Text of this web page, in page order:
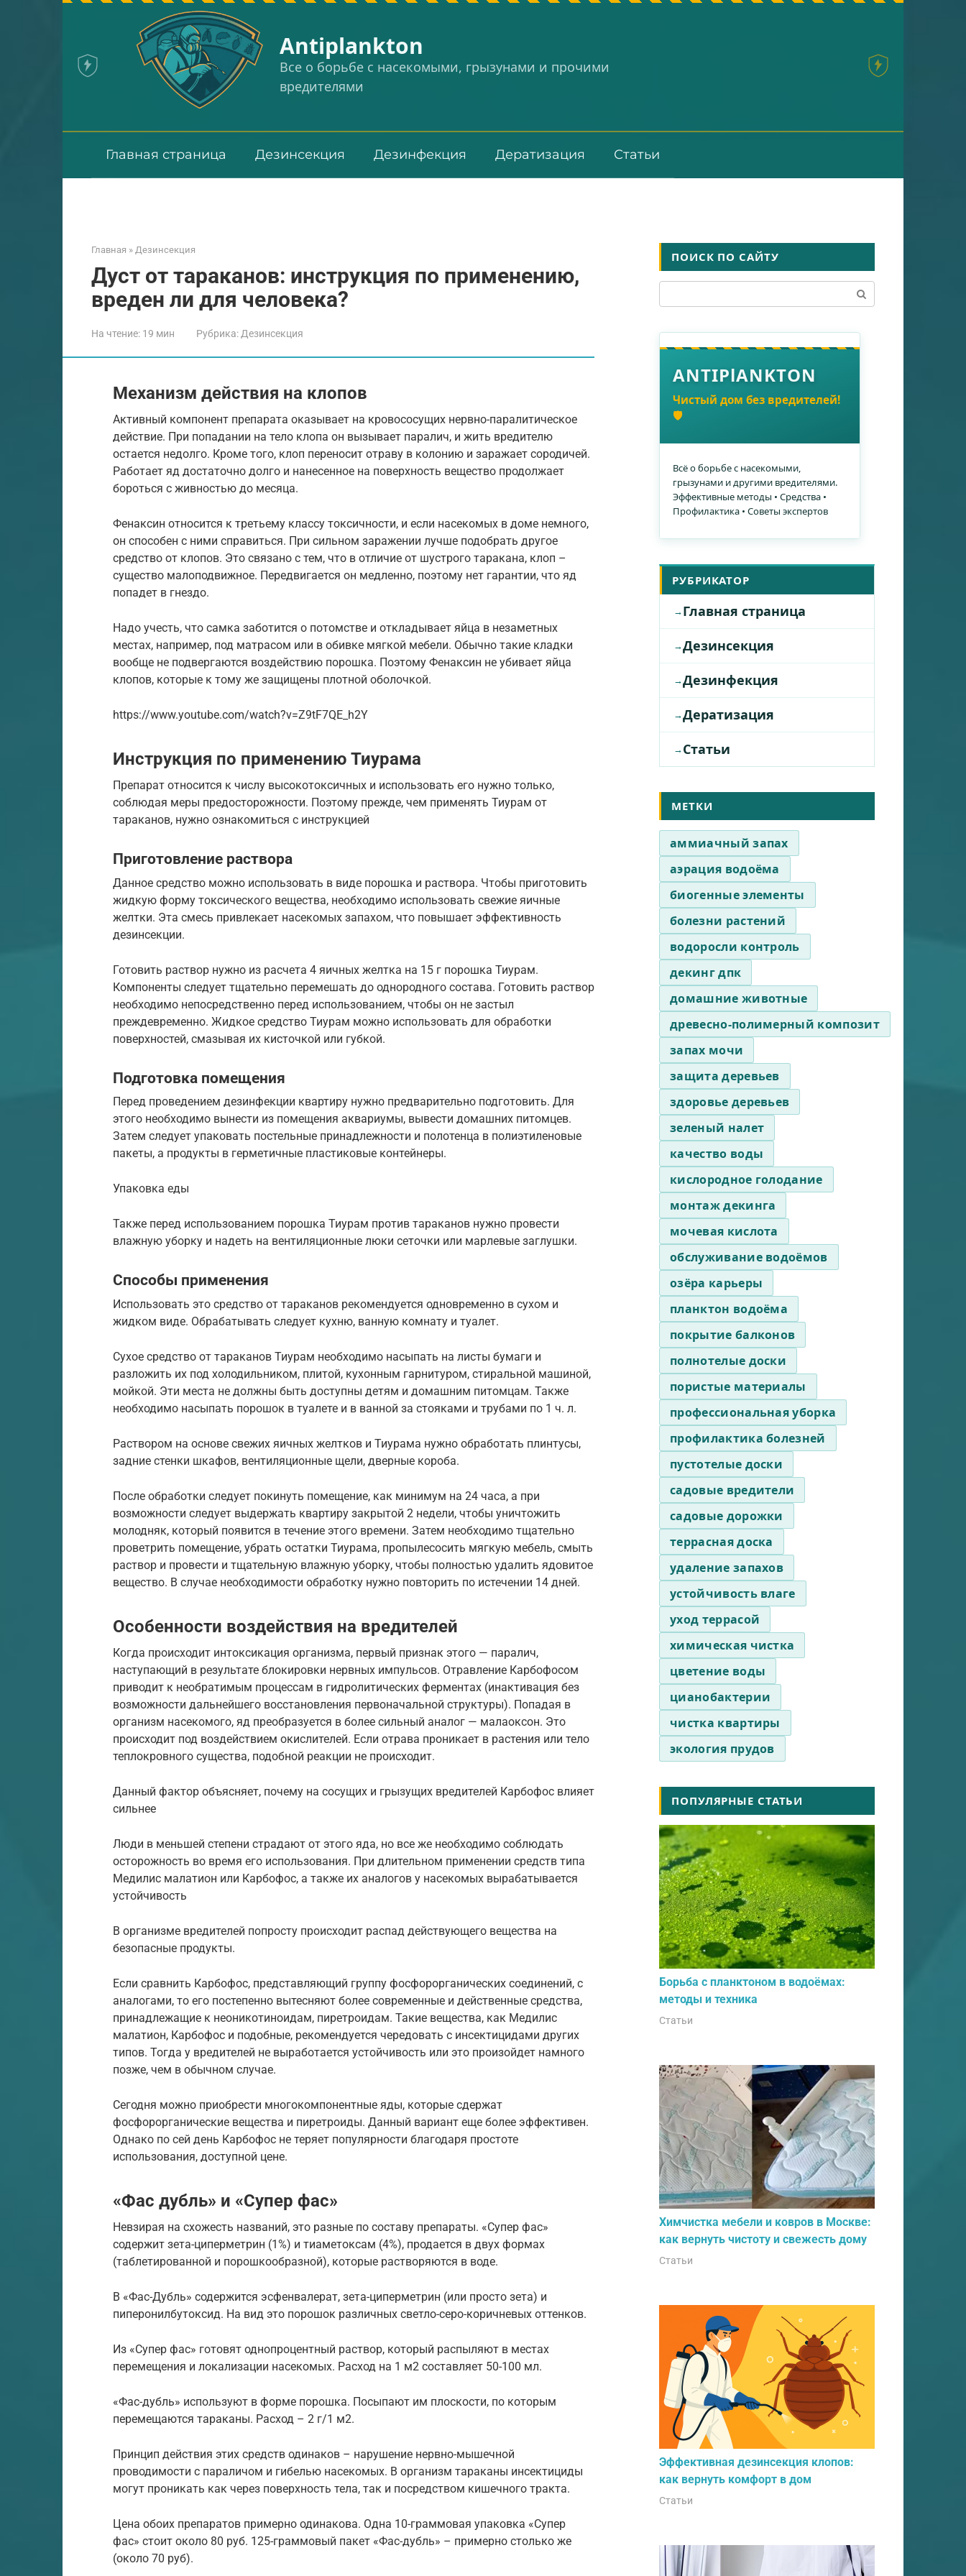
Аntiplankton
Все о борьбе с насекомыми, грызунами и прочими
вредителями
Главная страница Дезинсекция Дезинфекция Дератизация Статьи
Главная » Дезинсекция
Дуст от тараканов: инструкция по применению,
вреден ли для человека?
На чтение: 19 мин Рубрика: Дезинсекция
Механизм действия на клопов
Активный компонент препарата оказывает на кровососущих нервно-паралитическое
действие. При попадании на тело клопа он вызывает паралич, и жить вредителю
остается недолго. Кроме того, клоп переносит отраву в колонию и заражает сородичей.
Работает яд достаточно долго и нанесенное на поверхность вещество продолжает
бороться с живностью до месяца.
Фенаксин относится к третьему классу токсичности, и если насекомых в доме немного,
он способен с ними справиться. При сильном заражении лучше подобрать другое
средство от клопов. Это связано с тем, что в отличие от шустрого таракана, клоп –
существо малоподвижное. Передвигается он медленно, поэтому нет гарантии, что яд
попадет в гнездо.
Надо учесть, что самка заботится о потомстве и откладывает яйца в незаметных
местах, например, под матрасом или в обивке мягкой мебели. Обычно такие кладки
вообще не подвергаются воздействию порошка. Поэтому Фенаксин не убивает яйца
клопов, которые к тому же защищены плотной оболочкой.
https://www.youtube.com/watch?v=Z9tF7QE_h2Y
Инструкция по применению Тиурама
Препарат относится к числу высокотоксичных и использовать его нужно только,
соблюдая меры предосторожности. Поэтому прежде, чем применять Тиурам от
тараканов, нужно ознакомиться с инструкцией
Приготовление раствора
Данное средство можно использовать в виде порошка и раствора. Чтобы приготовить
жидкую форму токсического вещества, необходимо использовать свежие яичные
желтки. Эта смесь привлекает насекомых запахом, что повышает эффективность
дезинсекции.
Готовить раствор нужно из расчета 4 яичных желтка на 15 г порошка Тиурам.
Компоненты следует тщательно перемешать до однородного состава. Готовить раствор
необходимо непосредственно перед использованием, чтобы он не застыл
преждевременно. Жидкое средство Тиурам можно использовать для обработки
поверхностей, смазывая их кисточкой или губкой.
Подготовка помещения
Перед проведением дезинфекции квартиру нужно предварительно подготовить. Для
этого необходимо вынести из помещения аквариумы, вывести домашних питомцев.
Затем следует упаковать постельные принадлежности и полотенца в полиэтиленовые
пакеты, а продукты в герметичные пластиковые контейнеры.
Упаковка еды
Также перед использованием порошка Тиурам против тараканов нужно провести
влажную уборку и надеть на вентиляционные люки сеточки или марлевые заглушки.
Способы применения
Использовать это средство от тараканов рекомендуется одновременно в сухом и
жидком виде. Обрабатывать следует кухню, ванную комнату и туалет.
Сухое средство от тараканов Тиурам необходимо насыпать на листы бумаги и
разложить их под холодильником, плитой, кухонным гарнитуром, стиральной машиной,
мойкой. Эти места не должны быть доступны детям и домашним питомцам. Также
необходимо насыпать порошок в туалете и в ванной за стояками и трубами по 1 ч. л.
Раствором на основе свежих яичных желтков и Тиурама нужно обработать плинтусы,
задние стенки шкафов, вентиляционные щели, дверные короба.
После обработки следует покинуть помещение, как минимум на 24 часа, а при
возможности следует выдержать квартиру закрытой 2 недели, чтобы уничтожить
молодняк, который появится в течение этого времени. Затем необходимо тщательно
проветрить помещение, убрать остатки Тиурама, пропылесосить мягкую мебель, смыть
раствор и провести и тщательную влажную уборку, чтобы полностью удалить ядовитое
вещество. В случае необходимости обработку нужно повторить по истечении 14 дней.
Особенности воздействия на вредителей
Когда происходит интоксикация организма, первый признак этого — паралич,
наступающий в результате блокировки нервных импульсов. Отравление Карбофосом
приводит к необратимым процессам в гидролитических ферментах (инактивация без
возможности дальнейшего восстановления первоначальной структуры). Попадая в
организм насекомого, яд преобразуется в более сильный аналог — малаоксон. Это
происходит под воздействием окислителей. Если отрава проникает в растения или тело
теплокровного существа, подобной реакции не происходит.
Данный фактор объясняет, почему на сосущих и грызущих вредителей Карбофос влияет
сильнее
Люди в меньшей степени страдают от этого яда, но все же необходимо соблюдать
осторожность во время его использования. При длительном применении средств типа
Медилис малатион или Карбофос, а также их аналогов у насекомых вырабатывается
устойчивость
В организме вредителей попросту происходит распад действующего вещества на
безопасные продукты.
Если сравнить Карбофос, представляющий группу фосфорорганических соединений, с
аналогами, то его постепенно вытесняют более современные и действенные средства,
принадлежащие к неоникотиноидам, пиретроидам. Такие вещества, как Медилис
малатион, Карбофос и подобные, рекомендуется чередовать с инсектицидами других
типов. Тогда у вредителей не выработается устойчивость или это произойдет намного
позже, чем в обычном случае.
Сегодня можно приобрести многокомпонентные яды, которые сдержат
фосфорорганические вещества и пиретроиды. Данный вариант еще более эффективен.
Однако по сей день Карбофос не теряет популярности благодаря простоте
использования, доступной цене.
«Фас дубль» и «Супер фас»
Невзирая на схожесть названий, это разные по составу препараты. «Супер фас»
содержит зета-циперметрин (1%) и тиаметоксам (4%), продается в двух формах
(таблетированной и порошкообразной), которые растворяются в воде.
В «Фас-Дубль» содержится эсфенвалерат, зета-циперметрин (или просто зета) и
пиперонилбутоксид. На вид это порошок различных светло-серо-коричневых оттенков.
Из «Супер фас» готовят однопроцентный раствор, который распыляют в местах
перемещения и локализации насекомых. Расход на 1 м2 составляет 50-100 мл.
«Фас-дубль» используют в форме порошка. Посыпают им плоскости, по которым
перемещаются тараканы. Расход – 2 г/1 м2.
Принцип действия этих средств одинаков – нарушение нервно-мышечной
проводимости с параличом и гибелью насекомых. В организм тараканы инсектициды
могут проникать как через поверхность тела, так и посредством кишечного тракта.
Цена обоих препаратов примерно одинакова. Одна 10-граммовая упаковка «Супер
фас» стоит около 80 руб. 125-граммовый пакет «Фас-дубль» – примерно столько же
(около 70 руб).
ПОИСК ПО САЙТУ
ANTIPlANKTON
Чистый дом без вредителей!
🛡️
Всё о борьбе с насекомыми,
грызунами и другими вредителями.
Эффективные методы • Средства •
Профилактика • Советы экспертов
РУБРИКАТОР
Главная страница
Дезинсекция
Дезинфекция
Дератизация
Статьи
МЕТКИ
аммиачный запах
аэрация водоёма
биогенные элементы
болезни растений
водоросли контроль
декинг дпк
домашние животные
древесно-полимерный композит
запах мочи
защита деревьев
здоровье деревьев
зеленый налет
качество воды
кислородное голодание
монтаж декинга
мочевая кислота
обслуживание водоёмов
озёра карьеры
планктон водоёма
покрытие балконов
полнотелые доски
пористые материалы
профессиональная уборка
профилактика болезней
пустотелые доски
садовые вредители
садовые дорожки
террасная доска
удаление запахов
устойчивость влаге
уход террасой
химическая чистка
цветение воды
цианобактерии
чистка квартиры
экология прудов
ПОПУЛЯРНЫЕ СТАТЬИ
Борьба с планктоном в водоёмах:
методы и техника
Статьи
Химчистка мебели и ковров в Москве:
как вернуть чистоту и свежесть дому
Статьи
Эффективная дезинсекция клопов:
как вернуть комфорт в дом
Статьи